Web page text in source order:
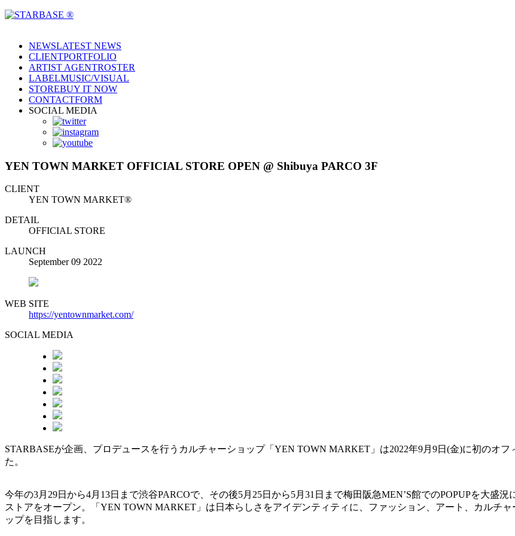
NEWSLATEST NEWS
CLIENTPORTFOLIO
ARTIST AGENTROSTER
LABELMUSIC/VISUAL
STOREBUY IT NOW
CONTACTFORM
SOCIAL MEDIA
YEN TOWN MARKET OFFICIAL STORE OPEN @ Shibuya PARCO 3F
CLIENT
YEN TOWN MARKET®︎
DETAIL
OFFICIAL STORE
LAUNCH
September 09 2022
WEB SITE
https://yentownmarket.com/
SOCIAL MEDIA
STARBASEが企画、プロデュースを行うカルチャーショップ「YEN TOWN MARKET」は2022年9月9日(金)に初のオ
た。
今年の3月29日から4月13日まで渋谷PARCOで、その後5月25日から5月31日まで梅田阪急MEN’S館でのPOPUPを大盛
ストアをオープン。「YEN TOWN MARKET」は日本らしさをアイデンティティに、ファッション、アート、カルチ
ップを目指します。